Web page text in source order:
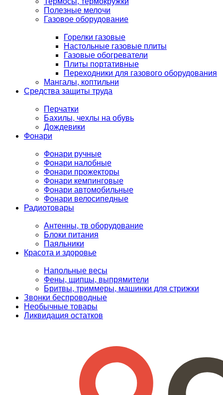
Полезные мелочи
Газовое оборудование
Горелки газовые
Настольные газовые плиты
Газовые обогреватели
Плиты портативные
Переходники для газового оборудования
Мангалы, коптильни
Средства защиты труда
Перчатки
Бахилы, чехлы на обувь
Дождевики
Фонари
Фонари ручные
Фонари налобные
Фонари прожекторы
Фонари кемпинговые
Фонари автомобильные
Фонари велосипедные
Радиотовары
Антенны, тв оборудование
Блоки питания
Паяльники
Красота и здоровье
Напольные весы
Фены, щипцы, выпрямители
Бритвы, триммеры, машинки для стрижки
Звонки беспроводные
Необычные товары
Ликвидация остатков